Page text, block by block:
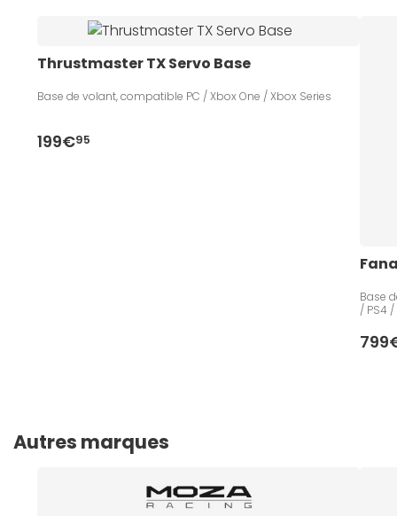
Thrustmaster TX Servo Base
Base de volant, compatible PC / Xbox One / Xbox Series
199€95
Base
/ PS4 /
Autres marques